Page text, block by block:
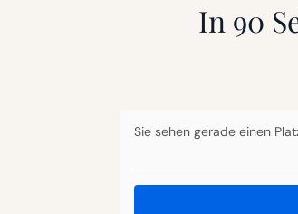
In 90
Sie sehen gerade einen